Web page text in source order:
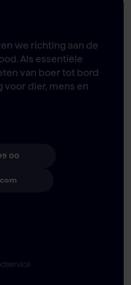
we richting aan de
Als essentiële
van boer tot bord
voor dier, mens en
00